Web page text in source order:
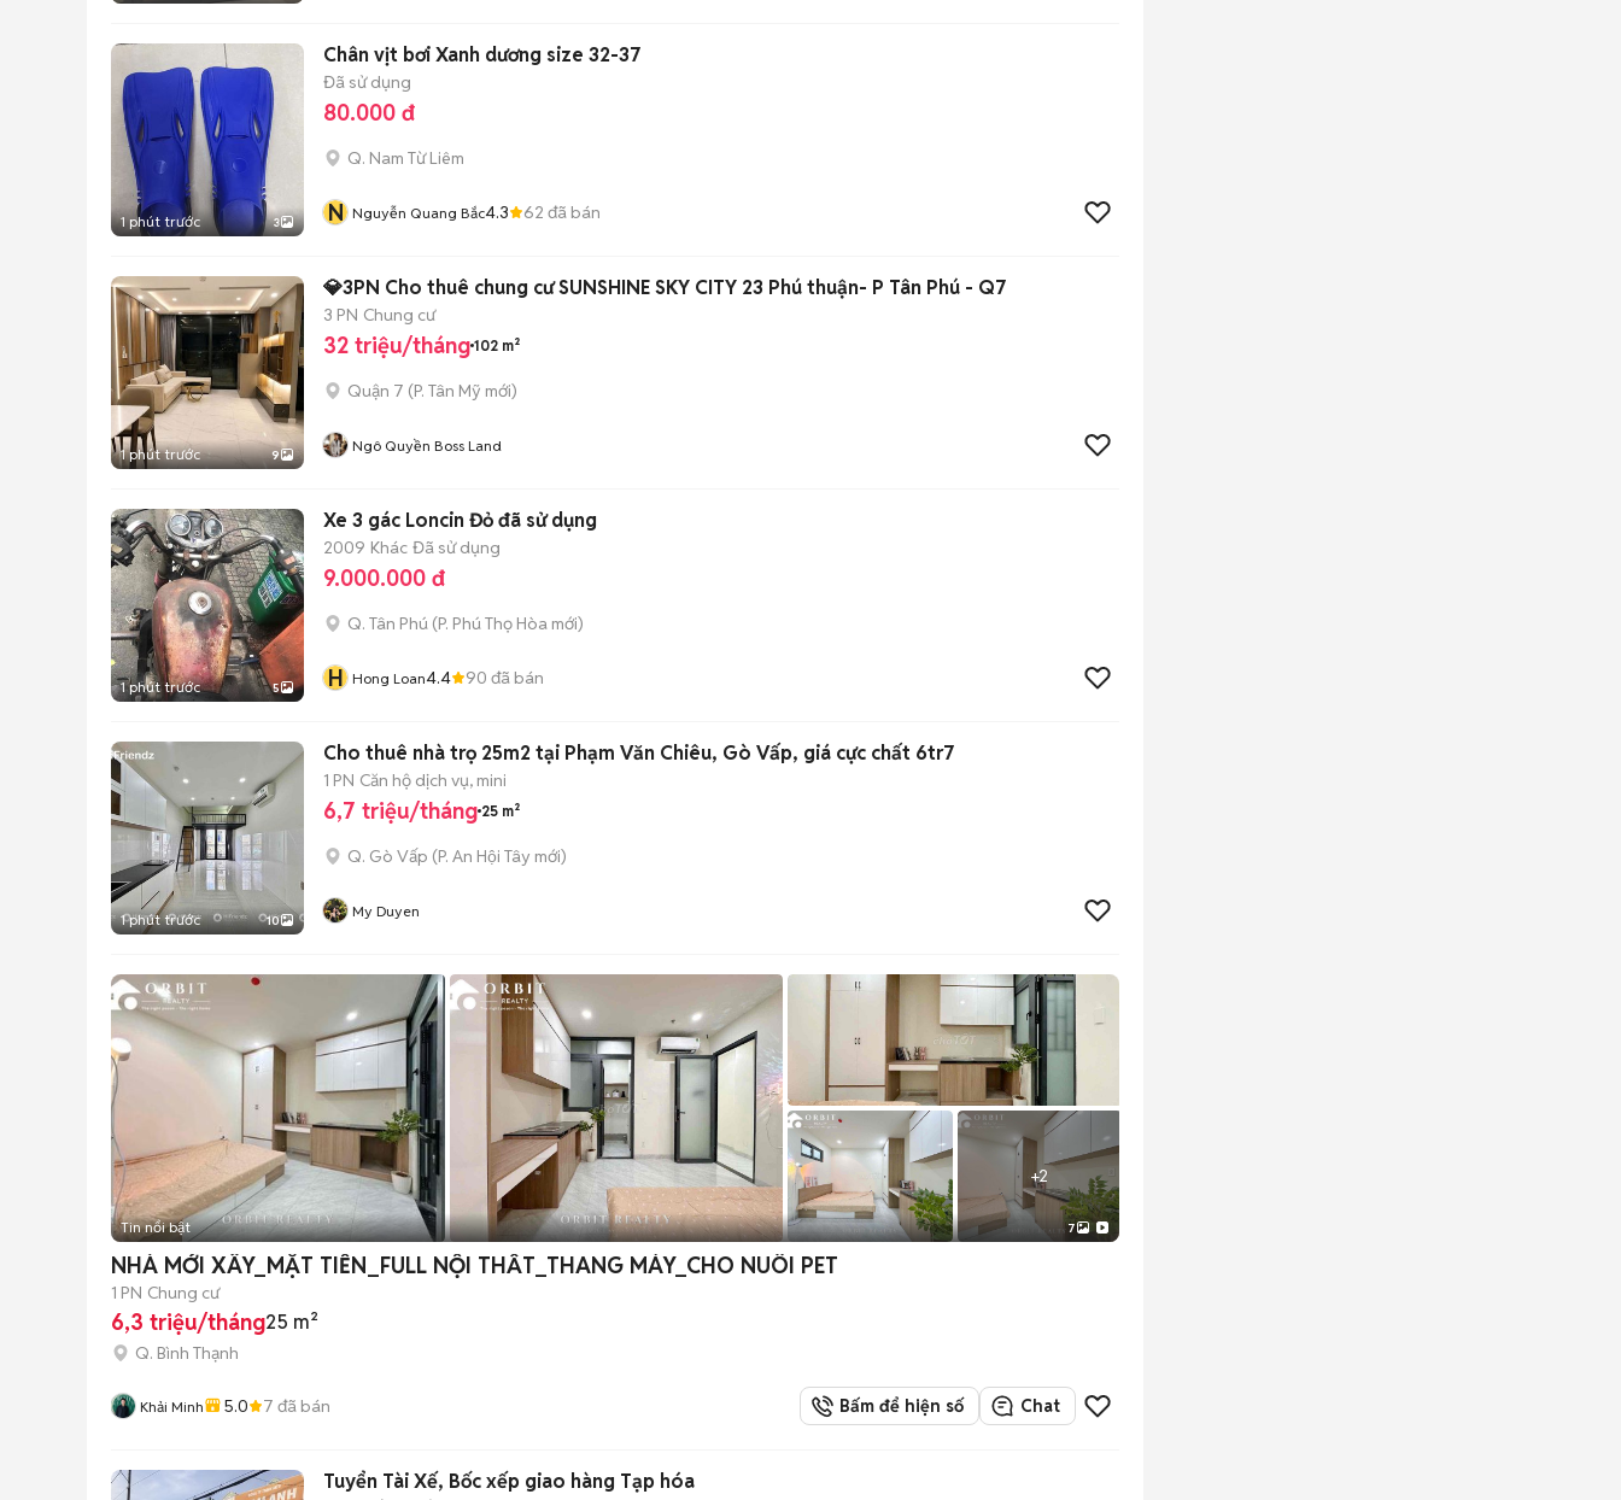
1 phút trước 3
Chân vịt bơi Xanh dương size 32-37
Đã sử dụng
80.000 đ
Q. Nam Từ Liêm
N Nguyễn Quang Bắc4.3 62 đã bán
1 phút trước 9
💎3PN Cho thuê chung cư SUNSHINE SKY CITY 23 Phú thuận- P Tân Phú - Q7
3 PN Chung cư
32 triệu/tháng 102 m²
Quận 7 (P. Tân Mỹ mới)
Ngô Quyền Boss Land
1 phút trước 5
Xe 3 gác Loncin Đỏ đã sử dụng
2009 Khác Đã sử dụng
9.000.000 đ
Q. Tân Phú (P. Phú Thọ Hòa mới)
H Hong Loan4.4 90 đã bán
1 phút trước 10
Cho thuê nhà trọ 25m2 tại Phạm Văn Chiêu, Gò Vấp, giá cực chất 6tr7
1 PN Căn hộ dịch vụ, mini
6,7 triệu/tháng 25 m²
Q. Gò Vấp (P. An Hội Tây mới)
My Duyen
+2
Tin nổi bật 7
NHÀ MỚI XÂY_MẶT TIỀN_FULL NỘI THẤT_THANG MÁY_CHO NUÔI PET
1 PN Chung cư
6,3 triệu/tháng25 m²
Q. Bình Thạnh
Khải Minh 5.0 7 đã bán Bấm để hiện số Chat
Tuyển Tài Xế, Bốc xếp giao hàng Tạp hóa